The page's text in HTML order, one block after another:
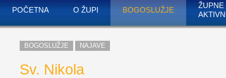
POČETNA O ŽUPI BOGOSLUŽJE
ŽUPNE
BOGOSLUŽJE NAJAVE
Sv. Nikola